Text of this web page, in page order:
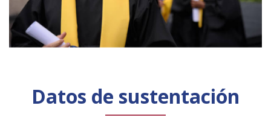
Datos de sustentación